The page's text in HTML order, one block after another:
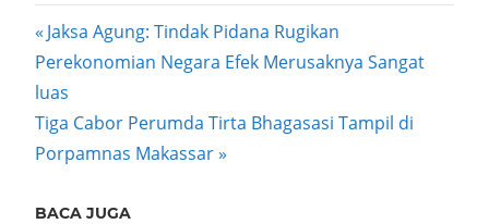
Post
navigation
Previous
Post:
Jaksa Agung: Tindak Pidana Rugikan
Perekonomian Negara Efek Merusaknya Sangat
luas
Next
Post:
Tiga Cabor Perumda Tirta Bhagasasi Tampil di
Porpamnas Makassar
BACA JUGA